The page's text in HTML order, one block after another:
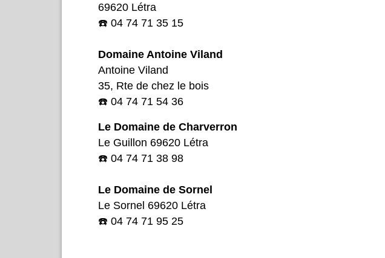
69620 Létra
☎️ 04 74 71 35 15
Domaine Antoine Viland
Antoine Viland
35, Rte de chez le bois
☎️ 04 74 71 54 36
Le Domaine de Charverron
Le Guillon 69620 Létra
☎️ 04 74 71 38 98
Le Domaine de Sornel
Le Sornel 69620 Létra
☎️ 04 74 71 95 25